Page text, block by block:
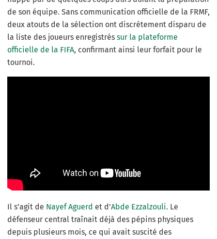
de son équipe. Sans communication officielle de la FRMF,
deux atouts de la sélection ont discrètement disparu de
la liste des joueurs enregistrés sur la plateforme
officielle de la FIFA, confirmant ainsi leur forfait pour le
tournoi.
Il s’agit de Nayef Aguerd et d’Abde Ezzalzouli. Le
défenseur central traînait déjà des pépins physiques
depuis plusieurs mois, ce qui avait suscité des